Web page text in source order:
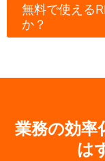
無料で使える
か？
業務の効率
は